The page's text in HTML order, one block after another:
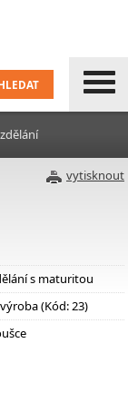
vytisknout
s maturitou
(Kód: 23)